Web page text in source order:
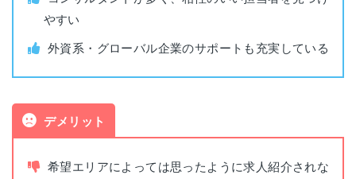
公開求人数
書類添削
浜松アクトタワー25階
エクセルワード静岡ビル4階
大阪府大阪市北区梅田2-2-2
やすい
外資系・グローバル企業のサポートも充実している
デメリット
希望エリアによっては思ったように求人紹介されな